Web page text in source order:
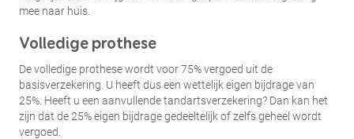
mee naar huis.
Volledige prothese
De volledige prothese wordt voor 75% vergoed uit de
basisverzekering. U heeft dus een wettelijk eigen bijdrage van
25%. Heeft u een aanvullende tandartsverzekering? Dan kan het
zijn dat de 25% eigen bijdrage gedeeltelijk of zelfs geheel wordt
vergoed.